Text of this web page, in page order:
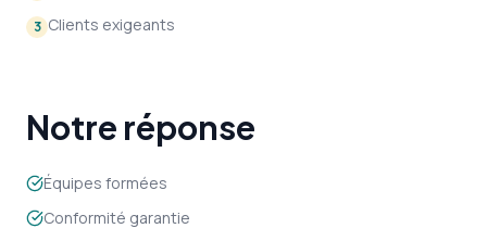
3 Clients exigeants
Notre réponse
Équipes formées
Conformité garantie